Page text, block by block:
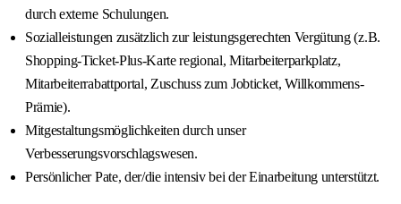
durch externe Schulungen.
Sozialleistungen zusätzlich zur leistungsgerechten Vergütung (z.B.
Shopping-Ticket-Plus-Karte regional, Mitarbeiterparkplatz,
Mitarbeiterrabattportal, Zuschuss zum Jobticket, Willkommens-
Prämie).
Mitgestaltungsmöglichkeiten durch unser
Verbesserungsvorschlagswesen.
Persönlicher Pate, der/die intensiv bei der Einarbeitung unterstützt.